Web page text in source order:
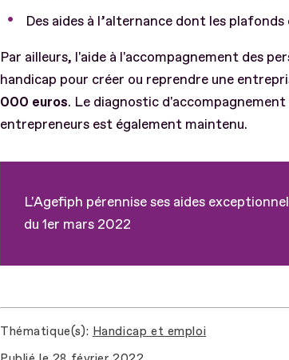
Des aides à l’alternance dont les
Par ailleurs, l'aide à l'accompagnement des
handicap pour créer ou reprendre une
000 euros. Le diagnostic
entrepreneurs est également maintenu.
L'Agefiph pérennise ses aides
du 1er mars 2022
Thématique(s) Handicap et emploi